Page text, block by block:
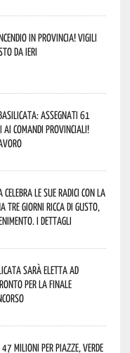
in Provincia! Vigili
da ieri
assegnati 61
ai Comandi provinciali!
le sue radici con la
tre giorni ricca di gusto,
I dettagli
sarà eletta ad
per la finale
milioni per piazze, verde